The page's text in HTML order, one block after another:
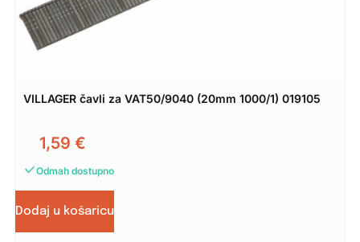
VILLAGER čavli za VAT50/9040 (20mm 1000/1) 019105
1,59 €
Odmah dostupno
Dodaj u košaricu